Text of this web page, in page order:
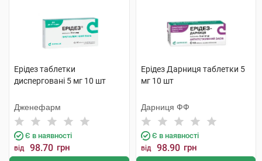
Ерідез таблетки
дисперговані 5 мг 10 шт
Дженефарм
Є в наявності
від 98.70 грн
Ерідез Дарниця таблетки 5
мг 10 шт
Дарниця ФФ
Є в наявності
від 98.90 грн